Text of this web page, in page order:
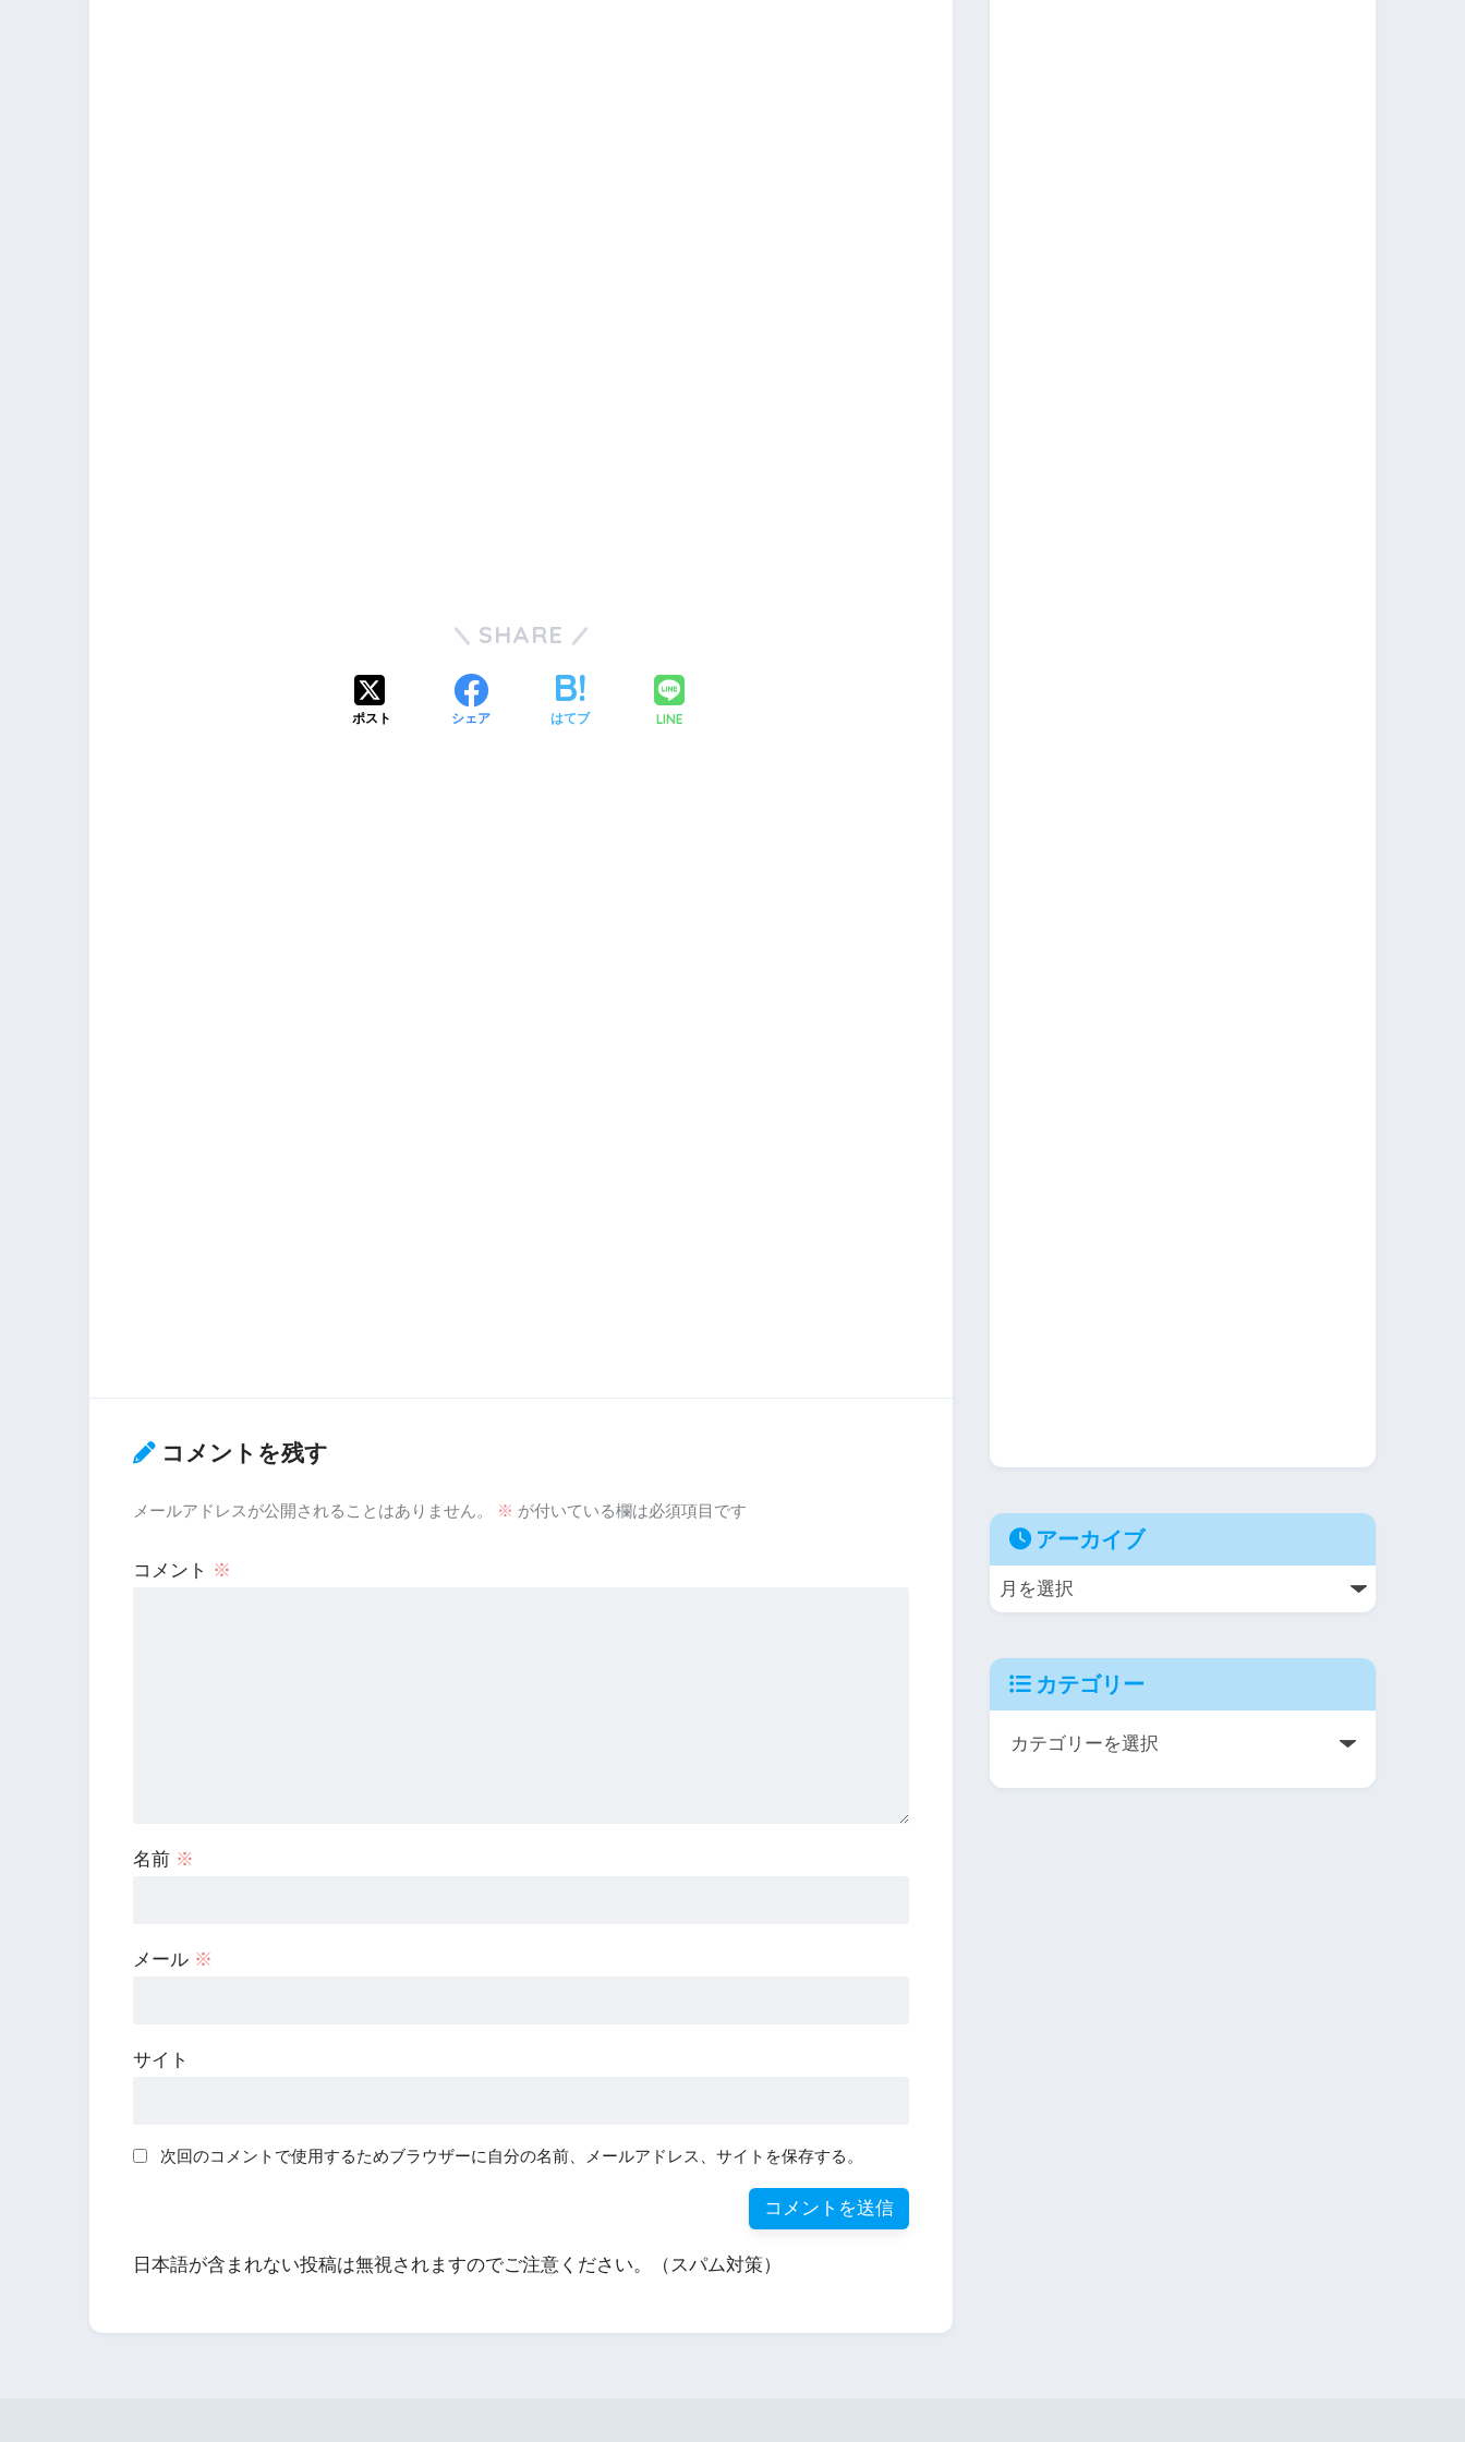
SHARE
ポスト シェア はてブ LINE
コメントを残す
メールアドレスが公開されることはありません。 ※ が付いている欄は必須項目です
コメント ※
名前 ※
メール ※
サイト
次回のコメントで使用するためブラウザーに自分の名前、メールアドレス、サイトを保存する。
日本語が含まれない投稿は無視されますのでご注意ください。（スパム対策）
アーカイブ
カテゴリー